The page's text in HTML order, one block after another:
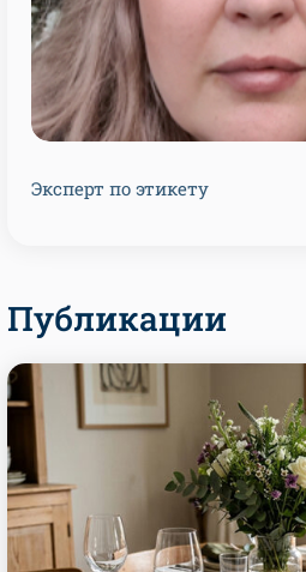
Эксперт по этикету
Публикации